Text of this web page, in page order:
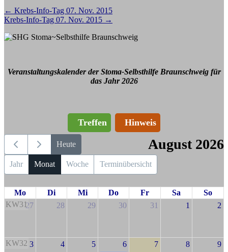
Beitragsnavigation
← Krebs-Info-Tag 07. Nov. 2015
Krebs-Info-Tag 07. Nov. 2015 →
Veranstaltungskalender der Stoma-Selbsthilfe Braunschweig für
das Jahr 2026
Treffen Hinweis
Heute August 2026
Jahr Monat Woche Terminübersicht
Mo Di Mi Do Fr Sa
So
KW3127 28 29 30 31 1 2
KW32 3 4 5 6 7 8 9